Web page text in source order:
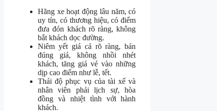
Hãng xe hoạt động lâu năm, có
uy tín, có thương hiệu, có điểm
đưa đón khách rõ ràng, không
bắt khách dọc đường.
Niêm yết giá cả rõ ràng, bán
đúng giá, không nhồi nhét
khách, tăng giá vé vào những
dịp cao điểm như lễ, tết.
Thái độ phục vụ của tài xế và
nhân viên phải lịch sự, hòa
đồng và nhiệt tình với hành
khách.